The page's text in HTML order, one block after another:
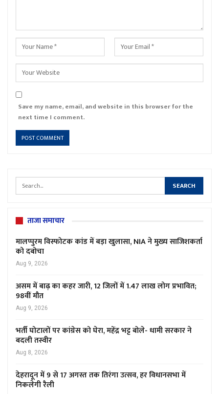
Save my name, email, and website in this browser for the
next time I comment.
ताजा समाचार
मालप्पुरम विस्फोटक कांड में बड़ा खुलासा, NIA ने मुख्य साजिशकर्ता
को दबोचा
Aug 9, 2026
असम में बाढ़ का कहर जारी, 12 जिलों में 1.47 लाख लोग प्रभावित;
98वीं मौत
Aug 9, 2026
भर्ती घोटालों पर कांग्रेस को घेरा, महेंद्र भट्ट बोले- धामी सरकार ने
बदली तस्वीर
Aug 8, 2026
देहरादून में 9 से 17 अगस्त तक तिरंगा उत्सव, हर विधानसभा में
निकलेगी रैली